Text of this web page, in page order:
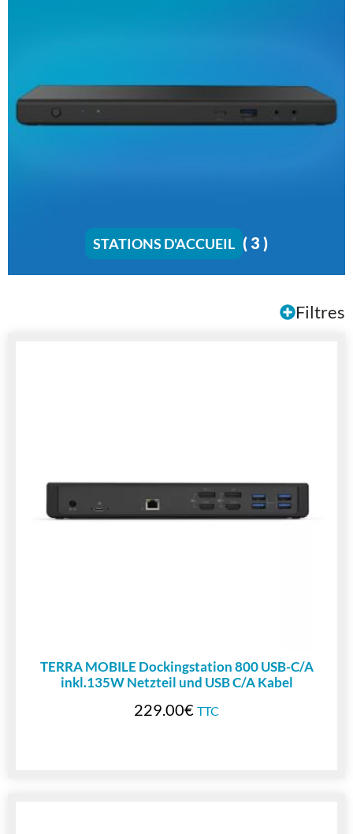
STATIONS D'ACCUEIL ( 3 )
Filtres
TERRA MOBILE Dockingstation 800 USB-C/A
inkl.135W Netzteil und USB C/A Kabel
229.00€ TTC